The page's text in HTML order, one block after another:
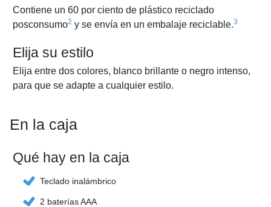
Contiene un 60 por ciento de plástico reciclado
posconsumo2 y se envía en un embalaje reciclable.3
Elija su estilo
Elija entre dos colores, blanco brillante o negro intenso,
para que se adapte a cualquier estilo.
En la caja
Qué hay en la caja
Teclado inalámbrico
2 baterías AAA